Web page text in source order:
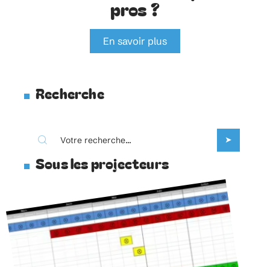
pros ?
En savoir plus
Recherche
Sous les projecteurs